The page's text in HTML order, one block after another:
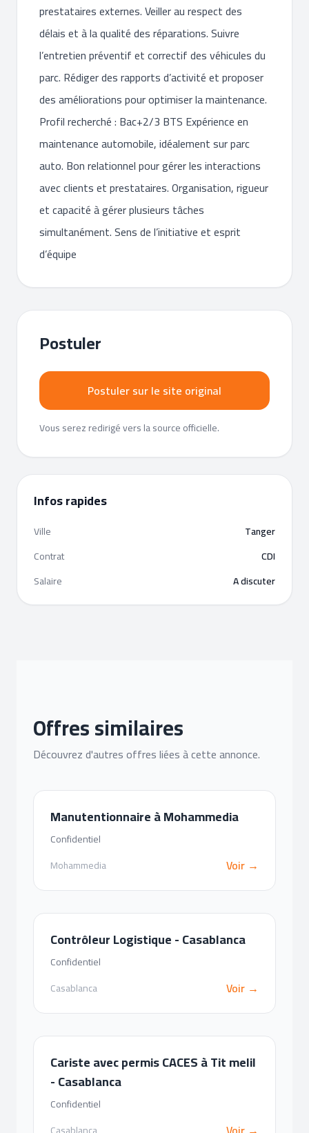
prestataires externes. Veiller au respect des
délais et à la qualité des réparations. Suivre
l’entretien préventif et correctif des véhicules du
parc. Rédiger des rapports d’activité et proposer
des améliorations pour optimiser la maintenance.
Profil recherché : Bac+2/3 BTS Expérience en
maintenance automobile, idéalement sur parc
auto. Bon relationnel pour gérer les interactions
avec clients et prestataires. Organisation, rigueur
et capacité à gérer plusieurs tâches
simultanément. Sens de l’initiative et esprit
d’équipe
Postuler
Postuler sur le site original
Vous serez redirigé vers la source officielle.
Infos rapides
Ville
Tanger
Contrat
CDI
Salaire
A discuter
Offres similaires
Découvrez d'autres offres liées à cette annonce.
Manutentionnaire à Mohammedia
Confidentiel
Mohammedia
Voir →
Contrôleur Logistique - Casablanca
Confidentiel
Casablanca
Voir →
Cariste avec permis CACES à Tit melil
- Casablanca
Confidentiel